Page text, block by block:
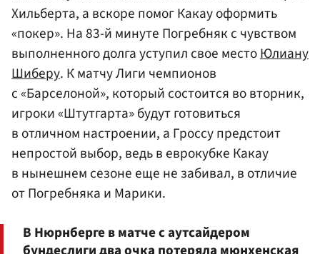
Хильберта, а вскоре помог Какау оформить
«покер». На 83-й минуте Погребняк с чувством
выполненного долга уступил свое местоЮлиану
Шиберу. К матчу Лиги чемпионов
с «Барселоной», который состоится во вторник,
игроки «Штутгарта» будут готовиться
в отличном настроении, а Гроссу предстоит
непростой выбор, ведь в еврокубке Какау
в нынешнем сезоне еще не забивал, в отличие
от Погребняка и Марики.
В Нюрнберге в матче с аутсайдером